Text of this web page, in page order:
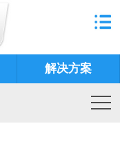
解决方案